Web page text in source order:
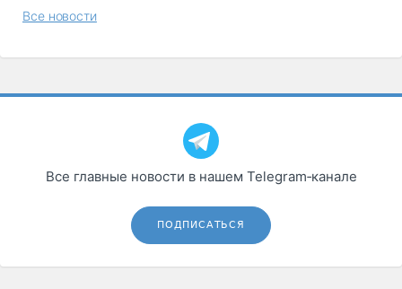
Все новости
Все главные новости в нашем Telegram‑канале
ПОДПИСАТЬСЯ